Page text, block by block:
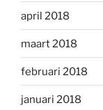
april 2018
maart 2018
februari 2018
januari 2018